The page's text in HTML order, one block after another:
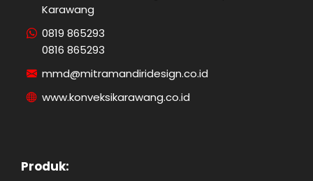
Karawang
0819 865293
0816 865293
mmd@mitramandiridesign.co.id
www.konveksikarawang.co.id
Produk: